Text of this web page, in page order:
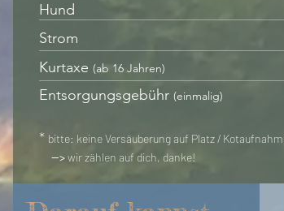
Hund
Strom
Kurtaxe (ab 16 Jahren)
Entsorgungsgebühr (einmalig)
* bitte: keine Versäuberung auf Platz /
-->wir zählen auf dich, danke!